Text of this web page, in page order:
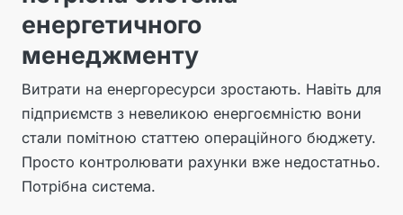
енергетичного
менеджменту
Витрати на енергоресурси зростають. Навіть для
підприємств з невеликою енергоємністю вони
стали помітною статтею операційного бюджету.
Просто контролювати рахунки вже недостатньо.
Потрібна система.